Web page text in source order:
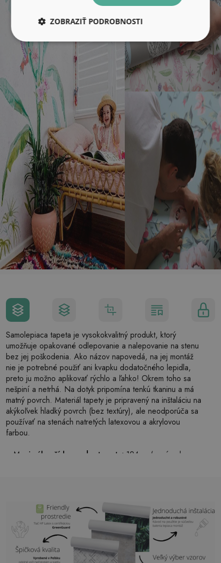
Samolepiaca tapeta je vysokokvalitný produkt, ktorý
umožňuje opakované odlepovanie a nalepovanie na stenu
bez jej poškodenia. Ako názov napovedá, na jej montáž
nie je potrebné použiť ani kvapku dodatočného lepidla,
preto ju možno aplikovať rýchlo a ľahko! Okrem toho sa
nešpiní a netrhá. Na dotyk pripomína tenkú tkaninu a má
matný povrch. Materiál tapety je pripravený na inštaláciu na
akýkoľvek hladký povrch (bez textúry), ale neodporúča sa
používať na stenách natretých latexovou a akrylovou
farbou.
Maximálna šírka pruhu tapety: 124cm (v prípade
Lepidlo: Nie je potrebné
Použitie:Obývačka, spálňa, kancelárske priestory,
predsieň a mnoho ďalších
ZOBRAZIŤ PODROBNOSTI